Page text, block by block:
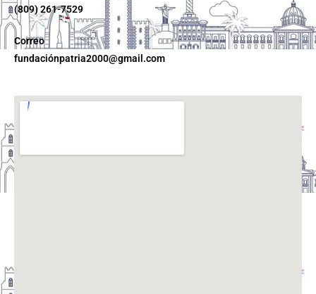
(809) 261-7529
Correo
fundaciónpatria2000@gmail.com